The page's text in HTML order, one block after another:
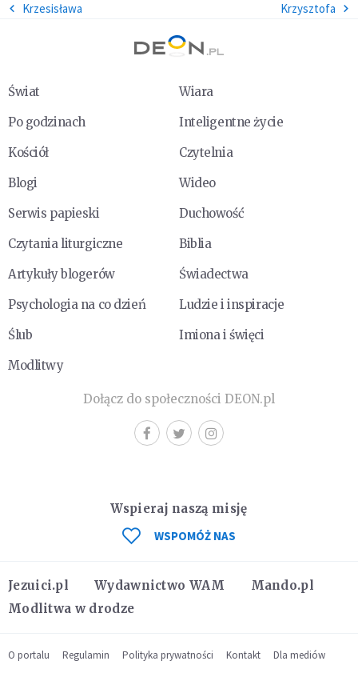
Krzesisława Krzysztofa
Świat
Wiara
Po godzinach
Inteligentne życie
Kościół
Czytelnia
Blogi
Wideo
Serwis papieski
Duchowość
Czytania liturgiczne
Biblia
Artykuły blogerów
Świadectwa
Psychologia na co dzień
Ludzie i inspiracje
Ślub
Imiona i święci
Modlitwy
Dołącz do społeczności DEON.pl
Jezuici.pl Wydawnictwo WAM
Mando.pl
Modlitwa w drodze
Wspieraj naszą misję
WSPOMÓŻ NAS
O portalu Regulamin Polityka prywatności Kontakt
Dla mediów